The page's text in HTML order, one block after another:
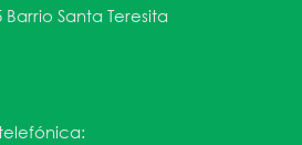
Santa Teresita